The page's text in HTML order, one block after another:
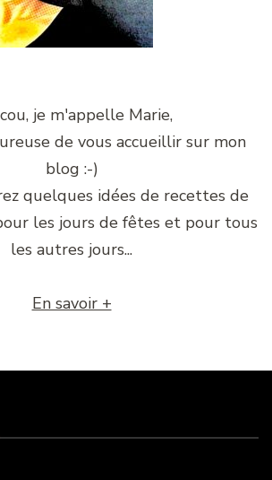
je m'appelle Marie,
de vous accueillir sur mon
blog :-)
quelques idées de recettes de
les jours de fêtes et pour tous
les autres jours...
En savoir +